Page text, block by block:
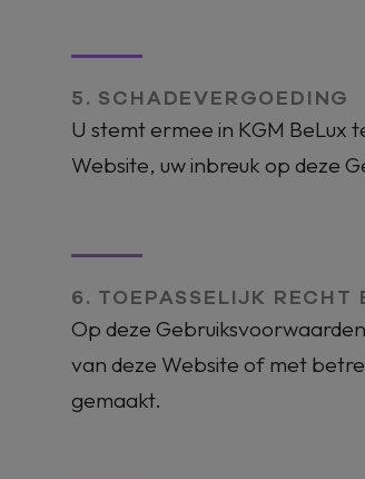
5. SCHADEVERGOEDING
U stemt ermee in KGM BeLux
Website, uw inbreuk op deze
6. TOEPASSELIJK RECHT
Op deze
van deze Website of met
gemaakt.